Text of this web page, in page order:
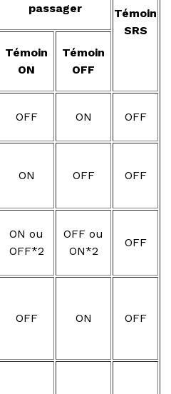
passager
Témoin
SRS
Témoin
ON
Témoin
OFF
OFF ON OFF
ON OFF OFF
ON ou
OFF*2
OFF ou
ON*2
OFF
OFF ON OFF